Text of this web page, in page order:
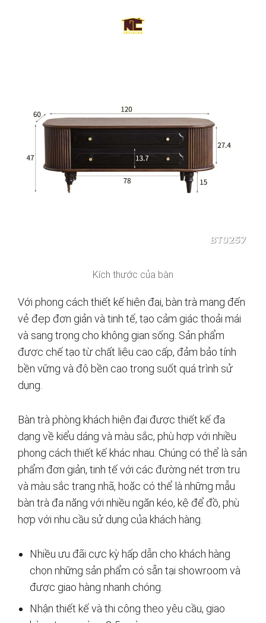
Kích thước của bàn
Với phong cách thiết kế hiện đại, bàn trà mang đến
vẻ đẹp đơn giản và tinh tế, tạo cảm giác thoải mái
và sang trọng cho không gian sống. Sản phẩm
được chế tạo từ chất liệu cao cấp, đảm bảo tính
bền vững và độ bền cao trong suốt quá trình sử
dụng.
Bàn trà phòng khách hiện đại được thiết kế đa
dạng về kiểu dáng và màu sắc, phù hợp với nhiều
phong cách thiết kế khác nhau. Chúng có thể là sản
phẩm đơn giản, tinh tế với các đường nét trơn tru
và màu sắc trang nhã, hoặc có thể là những mẫu
bàn trà đa năng với nhiều ngăn kéo, kệ để đồ, phù
hợp với nhu cầu sử dụng của khách hàng.
Nhiều ưu đãi cực kỳ hấp dẫn cho khách hàng
chọn những sản phẩm có sẵn tại showroom và
được giao hàng nhanh chóng.
Nhận thiết kế và thi công theo yêu cầu, giao